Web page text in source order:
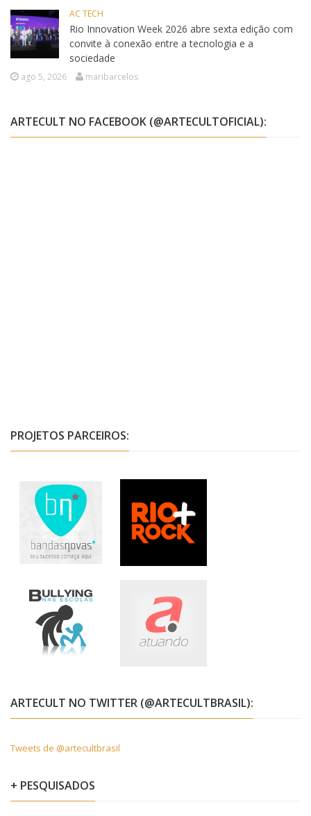
AC TECH
Rio Innovation Week 2026 abre sexta edição com
convite à conexão entre a tecnologia e a
sociedade
ago 5, 2026 maribarcelos
ARTECULT NO FACEBOOK (@ARTECULTOFICIAL):
PROJETOS PARCEIROS:
ARTECULT NO TWITTER (@ARTECULTBRASIL):
Tweets de @artecultbrasil
+ PESQUISADOS